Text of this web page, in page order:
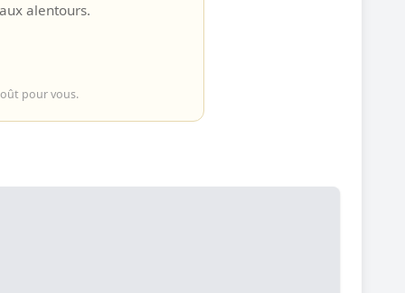
alentours.
pour vous.